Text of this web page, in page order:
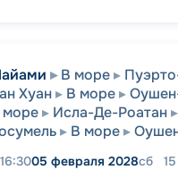
В море
Хуан
В море
море
Исла-Де-Роатан
В море
16:3005 февраля 2028сб 15